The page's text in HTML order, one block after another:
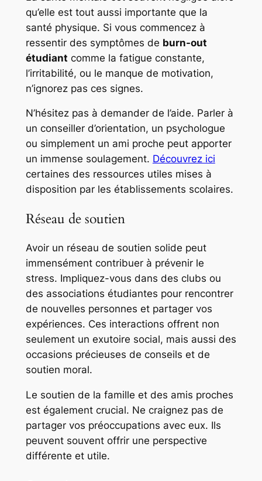
qu’elle est tout aussi importante que la
santé physique. Si vous commencez à
ressentir des symptômes de burn-out
étudiant comme la fatigue constante,
l’irritabilité, ou le manque de motivation,
n’ignorez pas ces signes.
N’hésitez pas à demander de l’aide. Parler à
un conseiller d’orientation, un psychologue
ou simplement un ami proche peut apporter
un immense soulagement. Découvrez ici
certaines des ressources utiles mises à
disposition par les établissements scolaires.
Réseau de soutien
Avoir un réseau de soutien solide peut
immensément contribuer à prévenir le
stress. Impliquez-vous dans des clubs ou
des associations étudiantes pour rencontrer
de nouvelles personnes et partager vos
expériences. Ces interactions offrent non
seulement un exutoire social, mais aussi des
occasions précieuses de conseils et de
soutien moral.
Le soutien de la famille et des amis proches
est également crucial. Ne craignez pas de
partager vos préoccupations avec eux. Ils
peuvent souvent offrir une perspective
différente et utile.